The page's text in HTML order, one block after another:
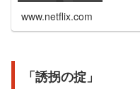
www.netflix.com
「誘拐の掟」